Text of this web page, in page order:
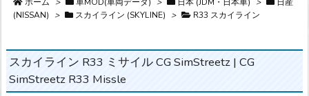
ホーム > 車MOD(車両データ) > 日本 (JDM・日本車) >
日産
(NISSAN)
> スカイライン (SKYLINE) > R33 スカイライン
スカイライン R33 ミサイル CG SimStreetz | CG
SimStreetz R33 Missle